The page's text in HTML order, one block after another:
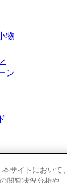
物
ン
サイトにおいて
閲覧状況分析や